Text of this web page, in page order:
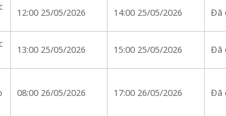
12:00 25/05/2026 14:00 25/05/2026 Đã
13:00 25/05/2026 15:00 25/05/2026 Đã
08:00 26/05/2026 17:00 26/05/2026 Đã